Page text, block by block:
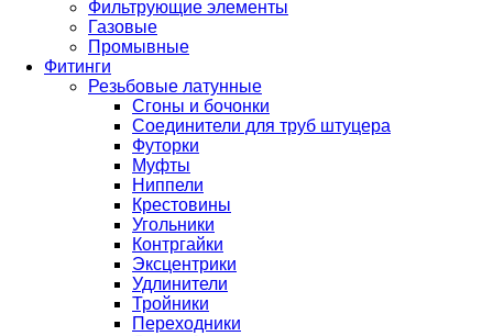
Фильтрующие элементы
Газовые
Промывные
Фитинги
Резьбовые латунные
Сгоны и бочонки
Соединители для труб штуцера
Футорки
Муфты
Ниппели
Крестовины
Угольники
Контргайки
Эксцентрики
Удлинители
Тройники
Переходники